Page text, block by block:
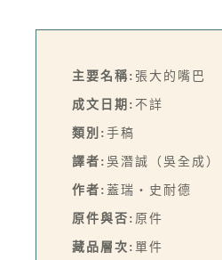
主要名稱: 張大的嘴巴
成文日期: 不詳
類別: 手稿
譯者: 吳潛誠（吳全成）
作者: 蓋瑞‧史耐德
原件與否: 原件
藏品層次: 單件